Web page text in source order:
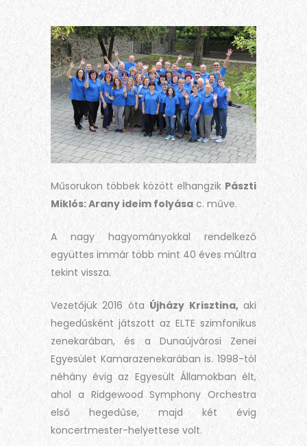
Műsorukon többek között elhangzik Pászti
Miklós: Arany ideim folyása c. műve.
A nagy hagyományokkal rendelkező
együttes immár több mint 40 éves múltra
tekint vissza.
Vezetőjük 2016 óta Újházy Krisztina,aki
hegedűsként játszott az ELTE szimfonikus
zenekarában, és a Dunaújvárosi Zenei
Egyesület Kamarazenekarában is. 1998-tól
néhány évig az Egyesült Államokban élt,
ahol a Ridgewood Symphony Orchestra
első hegedűse, majd két évig
koncertmester-helyettese volt.